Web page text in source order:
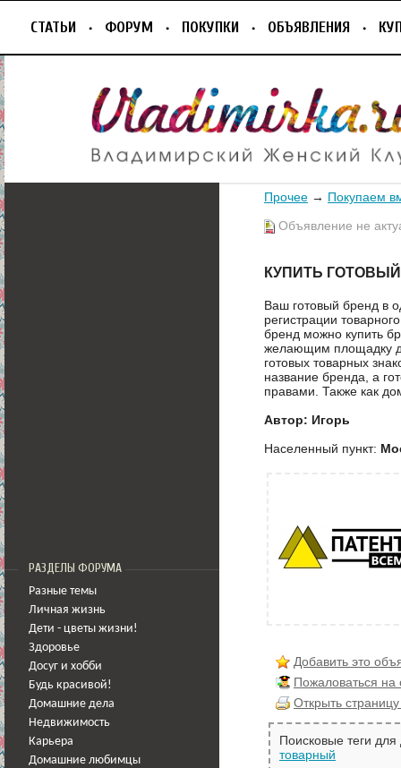
СТАТЬИ ФОРУМ ПОКУПКИ ОБЪЯВЛЕНИЯ
РАЗДЕЛЫ ФОРУМА
Разные темы
Личная жизнь
Дети - цветы жизни!
Здоровье
Досуг и хобби
Будь красивой!
Домашние дела
Недвижимость
Карьера
Домашние любимцы
Прочее → Покупаем
Объявление не
КУПИТЬ
Ваш готовый бренд в
регистрации
бренд можно купить
желающим площадку
готовых товарных
название бренда, а
правами. Также как
Автор: Игорь
Населенный пункт:
Добавить это
Пожаловаться
Открыть
Поисковые теги
товарный